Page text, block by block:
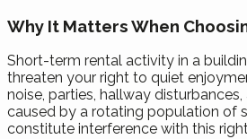
Why It Matters When
Short-term rental activity in a
threaten your right to quiet
noise, parties, hallway
caused by a rotating population of
constitute interference with this